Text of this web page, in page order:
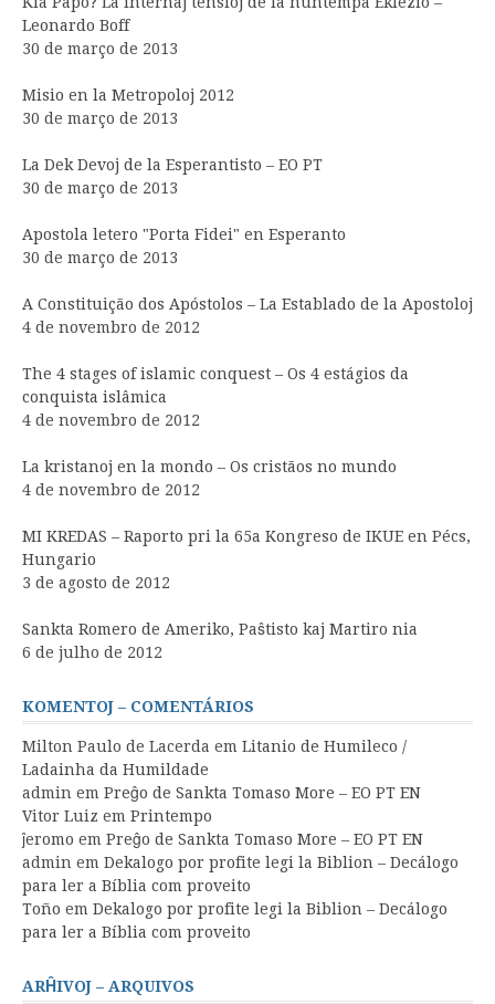
Leonardo Boff
30 de março de 2013
Misio en la Metropoloj 2012
30 de março de 2013
La Dek Devoj de la Esperantisto – EO PT
30 de março de 2013
Apostola letero "Porta Fidei" en Esperanto
30 de março de 2013
A Constituição dos Apóstolos – La Establado de la Apostoloj
4 de novembro de 2012
The 4 stages of islamic conquest – Os 4 estágios da
conquista islâmica
4 de novembro de 2012
La kristanoj en la mondo – Os cristãos no mundo
4 de novembro de 2012
MI KREDAS – Raporto pri la 65a Kongreso de IKUE en Pécs,
Hungario
3 de agosto de 2012
Sankta Romero de Ameriko, Paŝtisto kaj Martiro nia
6 de julho de 2012
KOMENTOJ – COMENTÁRIOS
Milton Paulo de Lacerda em Litanio de Humileco /
Ladainha da Humildade
admin em Preĝo de Sankta Tomaso More – EO PT EN
Vitor Luiz em Printempo
ĵeromo em Preĝo de Sankta Tomaso More – EO PT EN
admin em Dekalogo por profite legi la Biblion – Decálogo
para ler a Bíblia com proveito
Toño em Dekalogo por profite legi la Biblion – Decálogo
para ler a Bíblia com proveito
ARĤIVOJ – ARQUIVOS